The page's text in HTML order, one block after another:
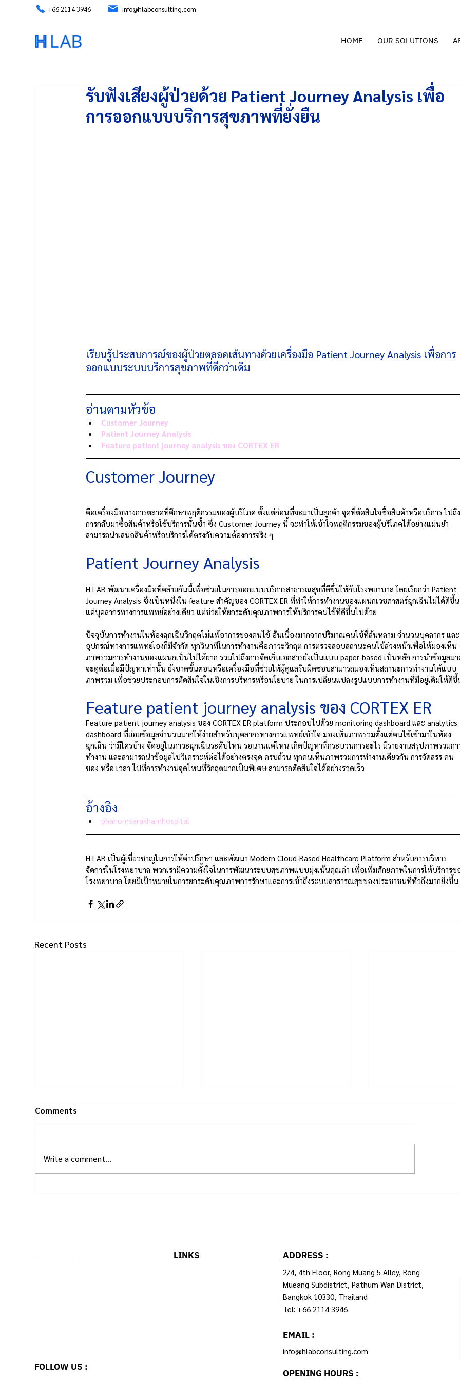
+66 2114 3946 info@hlabconsulting.com
HOME OUR SOLUTIONS
รับฟังเสียงผู้ป่วยด้วย Patient Journey Analysis เพื่อ
การออกแบบบริการสุขภาพที่ยั่งยืน
เรียนรู้ประสบการณ์ของผู้ป่วยตลอดเส้นทางด้วยเครื่องมือ Patient Journey Analysis เพื่อการ
ออกแบบระบบบริการสุขภาพที่ดีกว่าเดิม
อ่านตามหัวข้อ
Customer Journey
Patient Journey Analysis
Feature patient journey analysis ของ CORTEX ER
Customer Journey
คือเครื่องมือทางการตลาดที่ศึกษาพฤติกรรมของผู้บริโภค ตั้งแต่ก่อนที่จะมาเป็นลูกค้า จุดที่ตัดสินใจซื้อสินค้าหรือบริการ ไปถึง
การกลับมาซื้อสินค้าหรือใช้บริการนั้นซ้ำ ซึ่ง Customer Journey นี้ จะทำให้เข้าใจพฤติกรรมของผู้บริโภคได้อย่างแม่นยำ
สามารถนำเสนอสินค้าหรือบริการได้ตรงกับความต้องการจริง ๆ
Patient Journey Analysis
H LAB พัฒนาเครื่องมือที่คล้ายกันนี้เพื่อช่วยในการออกแบบบริการสาธารณสุขที่ดีขึ้นให้กับโรงพยาบาล โดยเรียกว่า Patient
Journey Analysis ซึ่งเป็นหนึ่งใน feature สำคัญของ CORTEX ER ที่ทำให้การทำงานของแผนกเวชศาสตร์ฉุกเฉินไม่ได้ดีขึ้น
แค่บุคลากรทางการแพทย์อย่างเดียว แต่ช่วยให้ยกระดับคุณภาพการให้บริการคนไข้ที่ดีขึ้นไปด้วย
ปัจจุบันการทำงานในห้องฉุกเฉินวิกฤตไม่แพ้อาการของคนไข้ อันเนื่องมากจากปริมาณคนไข้ที่ล้นหลาม จำนวนบุคลากร และ
อุปกรณ์ทางการแพทย์เองก็มีจำกัด ทุกวินาทีในการทำงานคือภาวะวิกฤต การตรวจสอบสถานะคนไข้ล่วงหน้าเพื่อให้มองเห็น
ภาพรวมการทำงานของแผนกเป็นไปได้ยาก รวมไปถึงการจัดเก็บเอกสารยังเป็นแบบ paper-based เป็นหลัก การนำข้อมูลมา
จะดูต่อเมื่อมีปัญหาเท่านั้น ยังขาดขั้นตอนหรือเครื่องมือที่ช่วยให้ผู้ดูแลรับผิดชอบสามารถมองเห็นสถานะการทำงานได้แบบ
ภาพรวม เพื่อช่วยประกอบการตัดสินใจในเชิงการบริหารหรือนโยบาย ในการเปลี่ยนแปลงรูปแบบการทำงานที่มีอยู่เดิมให้ดีขึ้
Feature patient journey analysis ของ CORTEX ER
Feature patient journey analysis ของ CORTEX ER platform ประกอบไปด้วย monitoring dashboard และ analytics
dashboard ที่ย่อยข้อมูลจำนวนมากให้ง่ายสำหรับบุคลากรทางการแพทย์เข้าใจ มองเห็นภาพรวมตั้งแต่คนไข้เข้ามาในห้อง
ฉุกเฉิน ว่ามีใครบ้าง จัดอยู่ในภาวะฉุกเฉินระดับไหน รอนานแค่ไหน เกิดปัญหาที่กระบวนการอะไร มีรายงานสรุปภาพรวมกา
ทำงาน และสามารถนำข้อมูลไปวิเคราะห์ต่อได้อย่างตรงจุด ครบถ้วน ทุกคนเห็นภาพรวมการทำงานเดียวกัน การจัดสรร คน
ของ หรือ เวลา ไปที่การทำงานจุดไหนที่วิกฤตมากเป็นพิเศษ สามารถตัดสินใจได้อย่างรวดเร็ว
อ้างอิง
phanomsarakhamhospital
H LAB เป็นผู้เชี่ยวชาญในการให้คำปรึกษา และพัฒนา Modern Cloud-Based Healthcare Platform สำหรับการบริหาร
จัดการในโรงพยาบาล พวกเรามีความตั้งใจในการพัฒนาระบบสุขภาพแบบมุ่งเน้นคุณค่า เพื่อเพิ่มศักยภาพในการให้บริการข
โรงพยาบาล โดยมีเป้าหมายในการยกระดับคุณภาพการรักษาและการเข้าถึงระบบสาธารณสุขของประชาชนที่ทั่วถึงมากยิ่งขึ้น
Recent Posts
Comments
Write a comment...
FOLLOW US :
LINKS ADDRESS :
2/4, 4th Floor, Rong Muang 5 Alley, Rong
Mueang Subdistrict, Pathum Wan District,
Bangkok 10330, Thailand
Tel: +66 2114 3946
EMAIL :
info@hlabconsulting.com
OPENING HOURS :